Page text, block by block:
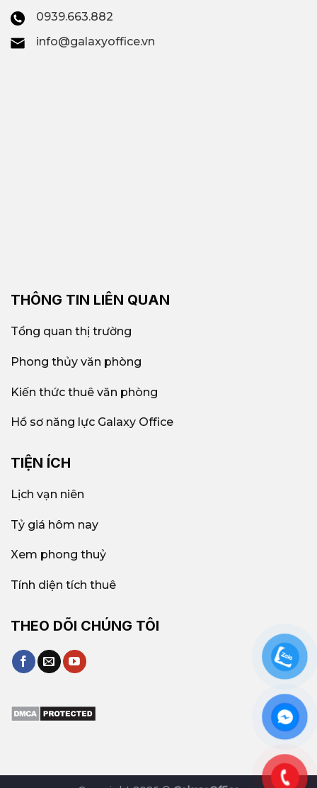
0939.663.882
info@galaxyoffice.vn
THÔNG TIN LIÊN QUAN
Tổng quan thị trường
Phong thủy văn phòng
Kiến thức thuê văn phòng
Hồ sơ năng lực Galaxy Office
TIỆN ÍCH
Lịch vạn niên
Tỷ giá hôm nay
Xem phong thuỷ
Tính diện tích thuê
THEO DÕI CHÚNG TÔI